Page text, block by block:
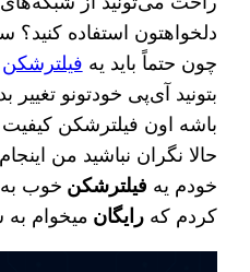
دلخواهتون استفاده
چون حتماً باید یه فیلترشکن
بتونید آی‌پی خودتونو تغییر
باشه اون فیلترشکن
حالا نگران نباشید من
خودم یه فیلترشکن
کردم کهرایگان میخوام